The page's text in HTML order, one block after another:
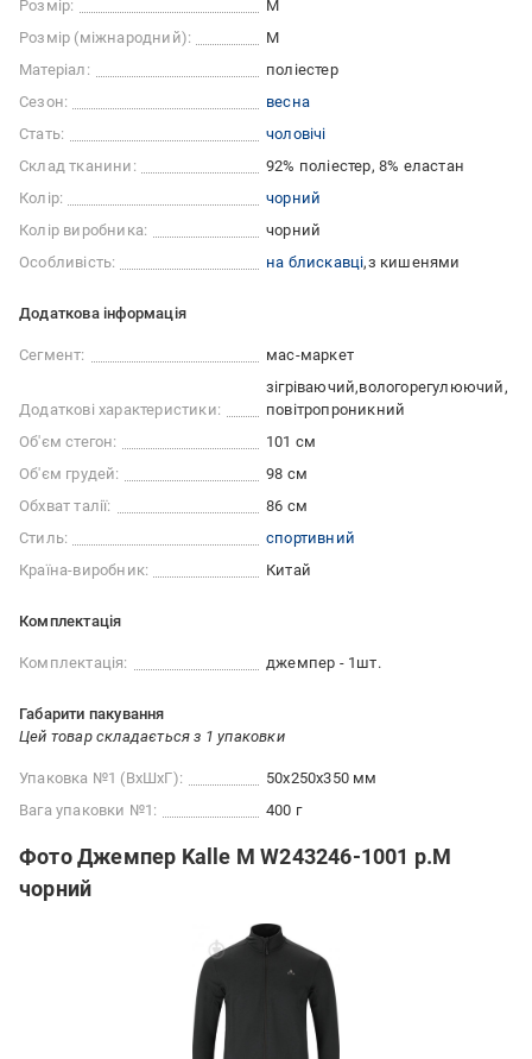
Розмір:
M
Розмір (міжнародний):
M
Матеріал:
поліестер
Сезон:
весна
Стать:
чоловічі
Склад тканини:
92% поліестер, 8% еластан
Колір:
чорний
Колір виробника:
чорний
Особливість:
на блискавці з кишенями
Додаткова інформація
Сегмент: мас-маркет
Додаткові характеристики:
зігріваючий вологорегулюючий
повітропроникний
Об'єм стегон:
101 см
Об'єм грудей:
98 см
Обхват талії:
86 см
Стиль:
спортивний
Країна-виробник:
Китай
Комплектація
Комплектація: джемпер - 1шт.
Габарити пакування
Цей товар складається з 1 упаковки
Упаковка №1 (ВхШхГ):
50x250x350 мм
Вага упаковки №1:
400 г
Фото Джемпер Kalle M W243246-1001 р.M
чорний